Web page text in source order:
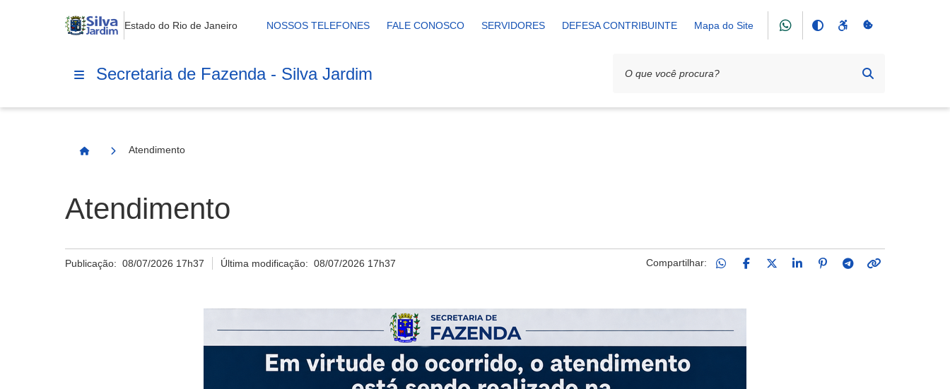
Estado do Rio de Janeiro NOSSOS TELEFONES FALE CONOSCO SERVIDORES DEFESA CONTRIBUINTE Mapa do Site
Secretaria de Fazenda - Silva Jardim
Página Inicial
Atendimento
Atendimento
Publicação: 08/07/2026 17h37 Última modificação:08/07/2026 17h37 Compartilhar: